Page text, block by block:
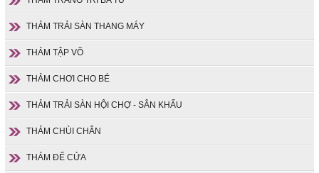
THẢM TRẢI SÀN THANG MÁY
THẢM TẬP VÕ
THẢM CHƠI CHO BÉ
THẢM TRẢI SÀN HỘI CHỢ - SÂN KHẤU
THẢM CHÙI CHÂN
THẢM ĐỂ CỬA